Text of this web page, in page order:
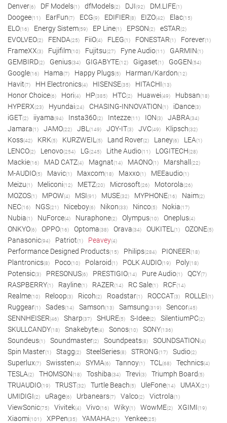
Denver(6) DF Models(1) dfModels(2) DJI(92) DM.LIFE(1)
Doogee(11) EarFun(7) ECG(9) EDIFIER(8) EIZO(42) Elac(15)
ELO(16) Energy Sistem(59) EP Line(1) EPSON(2) eSTAR(2)
EVOLVEO(2) FENDA(25) FiiO(4) FLEG(1) FONESTAR(1) Forever(1)
FrameXX(3) Fujifilm(10) Fujitsu(27) Fyne Audio(11) GARMIN(1)
GEMBIRD(2) Genius(34) GIGABYTE(12) Gigaset(1) GoGEN(54)
Google(16) Hama(7) Happy Plugs(5) Harman/Kardon(12)
Havit(7) HH Electronics(4) HISENSE(35) HITACHI(13)
Honor Choice(6) Hori(4) HP(385) HTC(2) Huawei(49) Hubsan(18)
HYPERX(23) Hyundai(24) CHASING-INNOVATION(1) iDance(3)
iGET(2) iiyama(94) Insta360(2) Intezze(11) ION(3) JABRA(34)
Jamara(1) JAMO(22) JBL (149) JOY-IT(3) JVC(49) Klipsch(32)
Koss(42) KRK(5) KURZWEIL (5) Land Rover(2) Laney(6) LEA(1)
LENCO(2) Lenovo(254) LG(245) Lithe Audio(11) LOGITECH(28)
Mackie(16) MAD CATZ(4) Magnat(14) MAONO(1) Marshall (22)
M-AUDIO(5) Mavic(1) Maxcom(18) Maxxo(1) MEEaudio(1)
Meizu(1) Meliconi(12) METZ(20) Microsoft(26) Motorola(26)
MOZOS(1) MPOW(4) MSI(91) MUSE(32) MYPHONE(16) Naim(2)
NEC(16) NGS(21) Niceboy(6) Nikon(33) Ninco(5) Nokia(17)
Nubia(1) NuForce(4) Nuraphone(2) Olympus(10) Oneplus(4)
ONKYO(6) OPPO(16) Optoma(38) Orava(34) OUKITEL (1) OZONE(5)
Panasonic(94) Patriot(1) Peavey(4)
Performance Designed Products(15) Philips(284) PIONEER(18)
Plantronics(8) Poco(10) Polaroid(1) POLK AUDIO(19) Poly(18)
Potensic(3) PRESONUS(6) PRESTIGIO(14) Pure Audio(1) QCY(7)
RASPBERRY(1) Rayline(1) RAZER(14) RC Sale(1) RCF(14)
Realme(10) Reloop(3) Ricoh(2) Roadstar(1) ROCCAT(3) ROLLEI(1)
Ruggear(1) Sades(14) Samson(13) Samsung(319) Sencor(45)
SENNHEISER(46) Sharp(37) SHURE(5) S-Idee(2) SilentiumPC(2)
SKULLCANDY(18) Snakebyte(4) Sonos(10) SONY(136)
Soundeus(1) Soundmaster(2) Soundpeats(8) SOUNDSATION(4)
Spin Master(1) Stagg(2) SteelSeries(8) STRONG(17) Sudio(2)
Superlux(7) Swissten(4) SYMA(6) Tannoy(1) TCL (68) Technics(4)
TESLA(2) THOMSON(18) Toshiba(34) Trevi(3) Triumph Board(5)
TRUAUDIO(19) TRUST(32) Turtle Beach(5) UleFone(14) UMAX(21)
UMIDIGI(2) uRage(6) Urbanears(7) Valco(2) Victrola(1)
ViewSonic(75) Vivitek(4) Vivo(16) Wiky(1) WowME(2) XGIMI(19)
Xiaomi(101) XPPen(35) YAMAHA(21) Yenkee(25)